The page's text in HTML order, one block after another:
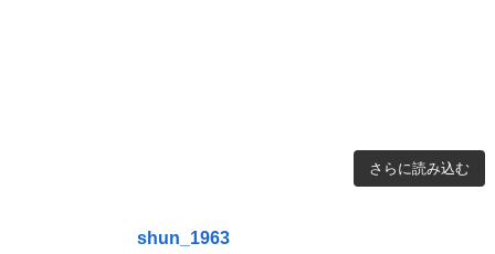
さらに読み込む
shun_1963